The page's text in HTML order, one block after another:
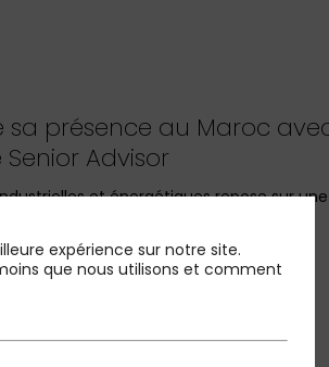
sa présence au Maroc
Advisor
et énergétiques repose sur
expérience sur notre site.
que nous utilisons et comment